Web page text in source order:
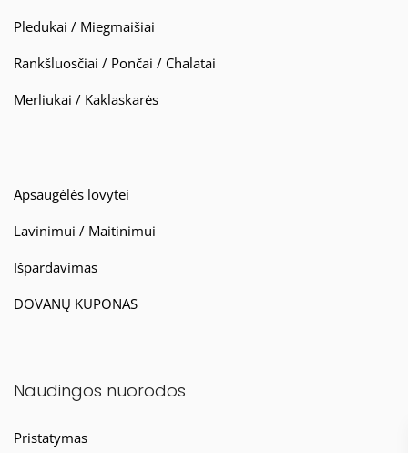
Pledukai / Miegmaišiai
Rankšluosčiai / Pončai / Chalatai
Merliukai / Kaklaskarės
Apsaugėlės lovytei
Lavinimui / Maitinimui
Išpardavimas
DOVANŲ KUPONAS
Naudingos nuorodos
Pristatymas